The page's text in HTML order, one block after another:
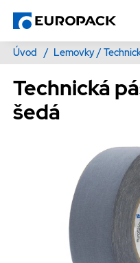
Úvod / Lemovky /
Technická
šedá